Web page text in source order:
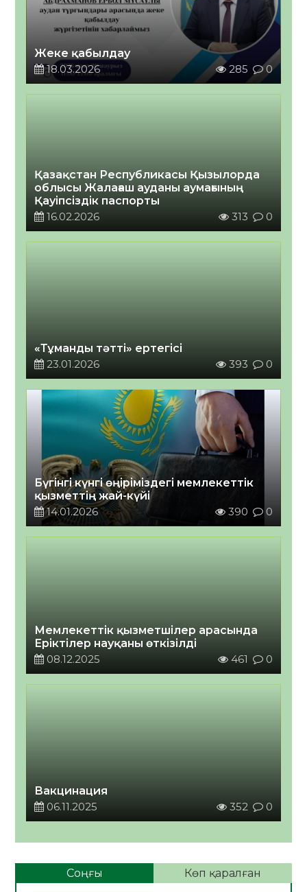
Жеке қабылдау
18.03.2026
285 0
Қазақстан Республикасы Қызылорда
облысы Жалағаш ауданы аумағының
Қауіпсіздік паспорты
16.02.2026
313 0
«Тұманды тәтті» ертегісі
23.01.2026
393 0
Бүгінгі күнгі өңіріміздегі мемлекеттік
қызметтің жай-күйі
14.01.2026
390 0
Мемлекеттік қызметшілер арасында
Еріктілер науқаны өткізілді
08.12.2025
461 0
Вакцинация
06.11.2025
352 0
Соңғы Көп қаралған